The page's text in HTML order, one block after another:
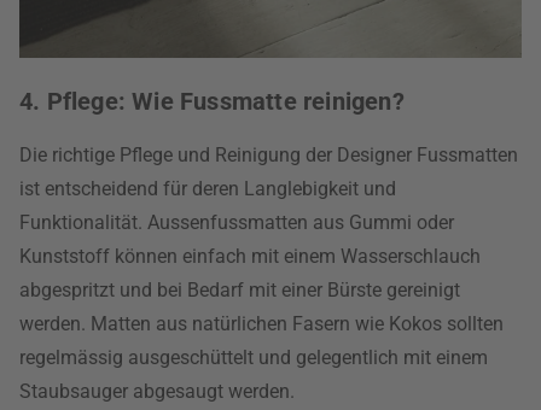
4. Pflege: Wie Fussmatte reinigen?
Die richtige Pflege und Reinigung der Designer Fussmatten
ist entscheidend für deren Langlebigkeit und
Funktionalität. Aussenfussmatten aus Gummi oder
Kunststoff können einfach mit einem Wasserschlauch
abgespritzt und bei Bedarf mit einer Bürste gereinigt
werden. Matten aus natürlichen Fasern wie Kokos sollten
regelmässig ausgeschüttelt und gelegentlich mit einem
Staubsauger abgesaugt werden.